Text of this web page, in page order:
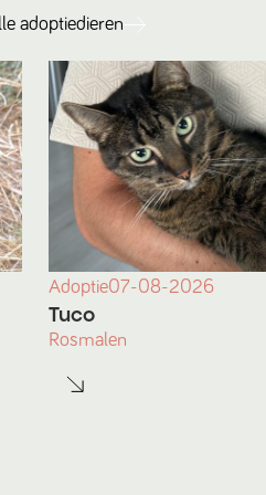
adoptiedieren
Adoptie07-08-2026
Tuco
Rosmalen